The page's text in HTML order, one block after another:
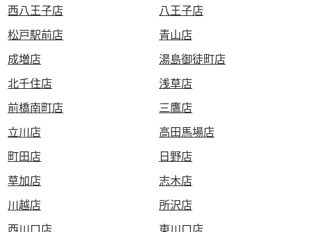
西八王子店
八王子店
松戸駅前店
青山店
成増店
湯島御徒町店
北千住店
浅草店
前橋南町店
三鷹店
立川店
高田馬場店
町田店
日野店
草加店
志木店
川越店
所沢店
西川口店
東川口店